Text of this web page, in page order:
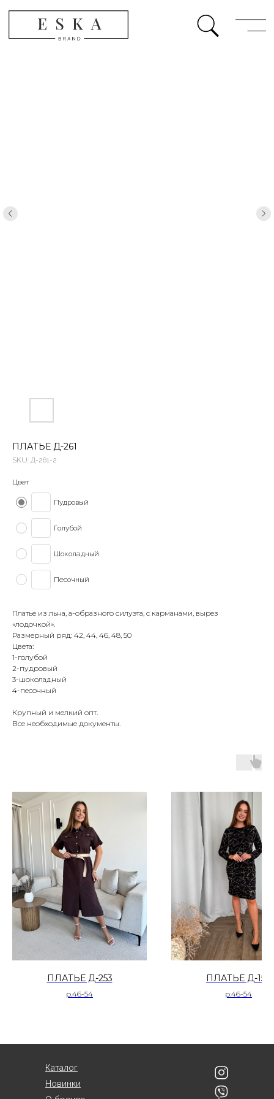
ПЛАТЬЕ Д-261
SKU: Д-261-2
Цвет
Пудровый
Голубой
Шоколадный
Песочный
Платье из льна, а-образного силуэта, с карманами, вырез
«лодочкой».
Размерный ряд: 42, 44, 46, 48, 50
Цвета:
1-голубой
2-пудровый
3-шоколадный
4-песочный
Крупный и мелкий опт.
Все необходимые документы.
ПЛАТЬЕ Д-253
р.46-54
ПЛАТЬЕ Д-154
р.46-54
Новинки
Каталог